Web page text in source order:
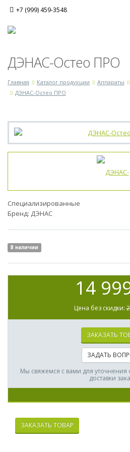
+7 (999) 459-3548
ДЭНАС-Остео ПРО
Главная Каталог продукции Аппараты
ДЭНАС-Остео ПРО
Специализированные
Бренд: ДЭНАС
В наличии
14
Цена без скидки:
ЗАКАЗАТЬ
ЗАДАТЬ
Мы свяжемся с вами для
доставки
ЗАКАЗАТЬ ТОВАР